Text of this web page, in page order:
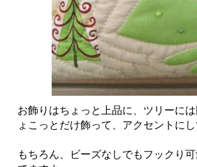
お飾りはちょっと上品に、ツリーに
ょこっとだけ飾って、アクセントにし
もちろん、ビーズなしでもフックり